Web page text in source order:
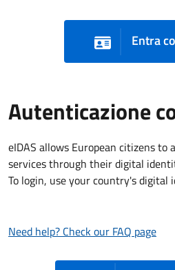
Entra
Autenticazione
eIDAS allows European citizens to
services through their digital
To login, use your country's digital
Need help? Check our FAQ page